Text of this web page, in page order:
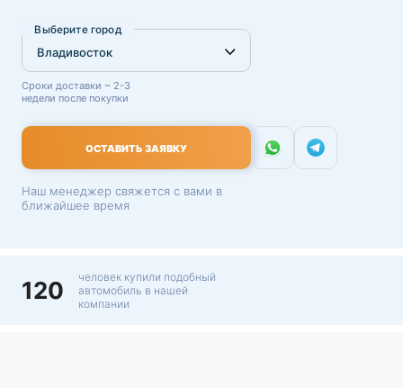
Выберите город
Сроки доставки ~ 2-3
недели после покупки
ОСТАВИТЬ ЗАЯВКУ
Наш менеджер свяжется с вами в
ближайшее время
120
человек купили подобный
автомобиль в нашей
компании